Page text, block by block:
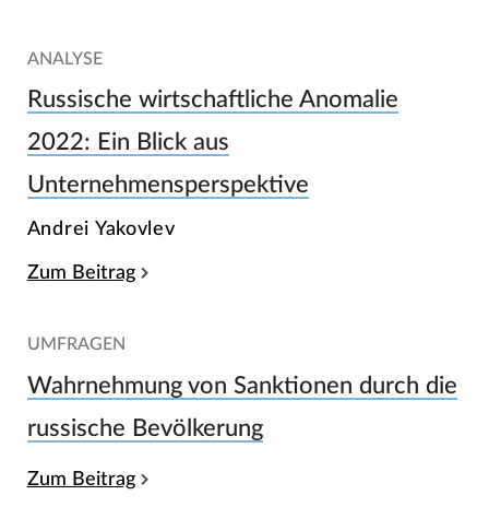
ANALYSE
Russische wirtschaftliche Anomalie
2022: Ein Blick aus
Unternehmensperspektive
Andrei Yakovlev
Zum Beitrag
UMFRAGEN
Wahrnehmung von Sanktionen durch die
russische Bevölkerung
Zum Beitrag